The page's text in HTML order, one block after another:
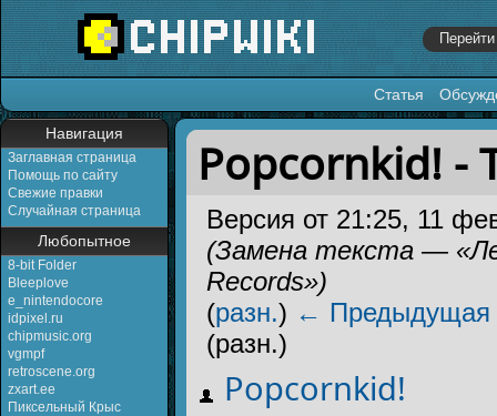
Статья
Навигация
Заглавная страница
Помощь по сайту
Свежие правки
Случайная страница
Любопытное
8-bit Folder
Bleeplove
e_nintendocore
idpixel.ru
chipmusic.org
vgmpf
retroscene.org
zxart.ee
Пиксельный Крыс
Перейти к:навигация,поиск
Popcornkid! -
Версия от 21:25, 11
(Замена текста —
Records»)
(разн.) ← Предыдущая
(разн.)
Popcornkid!